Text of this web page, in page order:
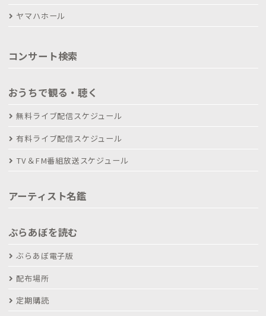
ヤマハホール
コンサート検索
おうちで観る・聴く
無料ライブ配信スケジュール
有料ライブ配信スケジュール
TV＆FM番組放送スケジュール
アーティスト名鑑
ぶらあぼを読む
ぶらあぼ電子版
配布場所
定期購読